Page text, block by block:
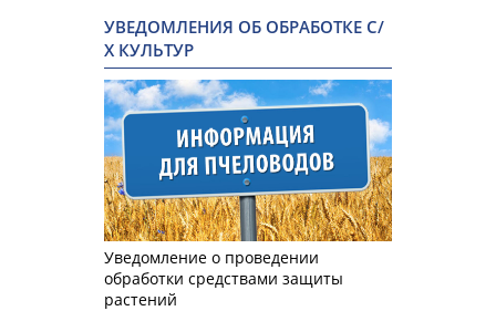
УВЕДОМЛЕНИЯ ОБ ОБРАБОТКЕ С/
Х КУЛЬТУР
Уведомление о проведении
обработки средствами защиты
растений